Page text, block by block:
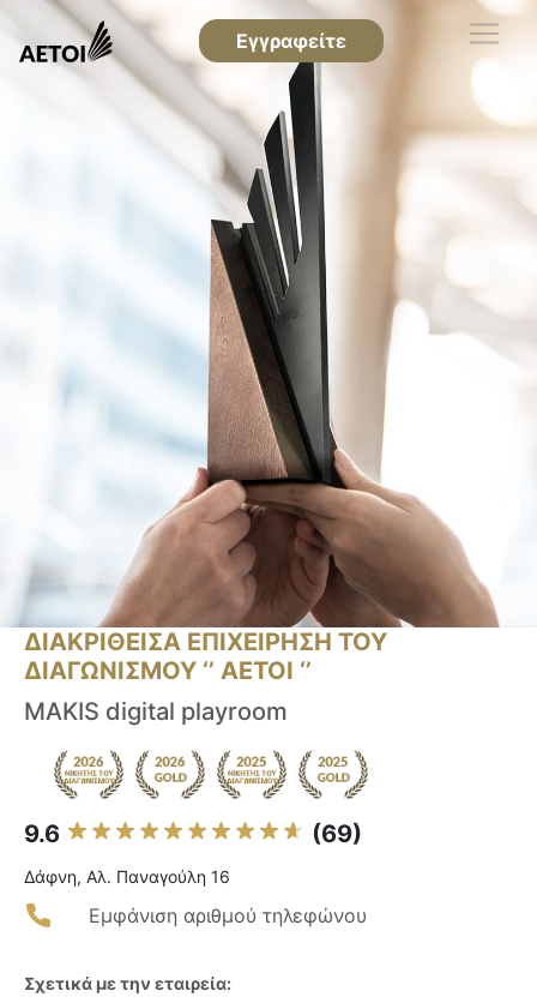
Εγγραφείτε
ΔΙΑΚΡΙΘΕΙΣΑ ΕΠΙΧΕΙΡΗΣΗ ΤΟΥ
ΔΙΑΓΩΝΙΣΜΟΥ ‘’ ΑΕΤΟΙ ‘’
MAKIS digital playroom
9.6 (69)
Δάφνη, Αλ. Παναγούλη 16
Εμφάνιση αριθμού τηλεφώνου
Σχετικά με την εταιρεία: